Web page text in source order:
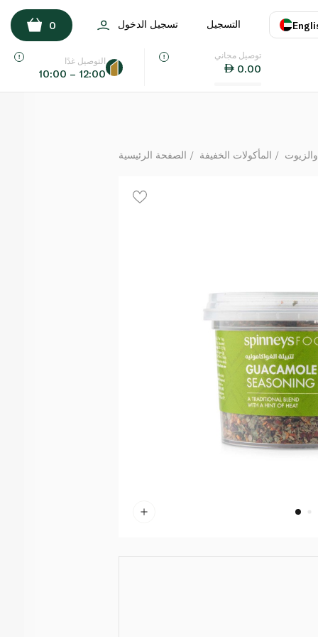
اللغة
التسجيل تسجيل الدخول 0
توصيل مجاني
0.00
التوصيل غدًا
10:00 – 12:00
الصفحة الرئيسية المأكولات الخفيفة